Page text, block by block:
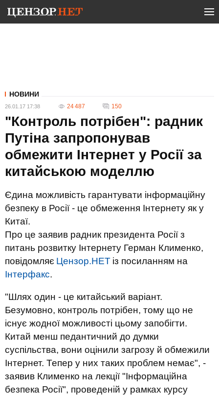
НОВИНИ
26.01.17 17:38 24 487 150
"Контроль потрібен": радник
Путіна запропонував
обмежити Інтернет у Росії за
китайською моделлю
Єдина можливість гарантувати інформаційну
безпеку в Росії - це обмеження Інтернету як у
Китаї.
Про це заявив радник президента Росії з
питань розвитку Інтернету Герман Клименко,
повідомляє Цензор.НЕТ із посиланням на
Інтерфакс.
"Шлях один - це китайський варіант.
Безумовно, контроль потрібен, тому що не
існує жодної можливості цьому запобігти.
Китай менш педантичний до думки
суспільства, вони оцінили загрозу й обмежили
Інтернет. Тепер у них таких проблем немає", -
заявив Клименко на лекції "Інформаційна
безпека Росії", проведеній у рамках курсу